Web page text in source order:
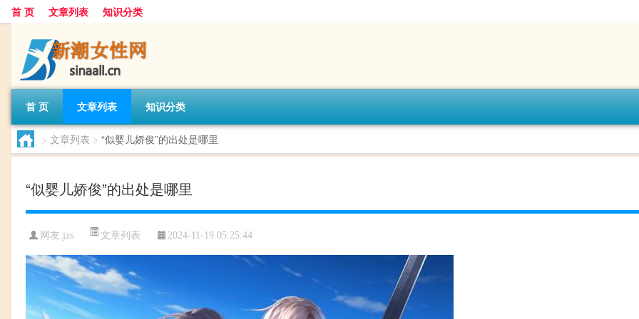
首 页 文章列表 知识分类
首 页 文章列表 知识分类
> 文章列表 > “似婴儿娇俊”的出处是哪里
“似婴儿娇俊”的出处是哪里
网友:jzs 文章列表 2024-11-19 05:25:44